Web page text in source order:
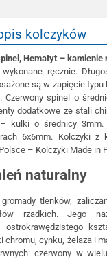
kolczyków
Hematyt – kamienie
ręcznie.
są w zapięcie
Czerwony spinel o
dodatkowe ze stali
kulki o średnicy
6x6mm. Kolczyki z
– Kolczyki Made in
naturalny
tlenków,
rzadkich. Jego
ostrokrawędzistego
chromu, cynku, żelaza i
czerwony w